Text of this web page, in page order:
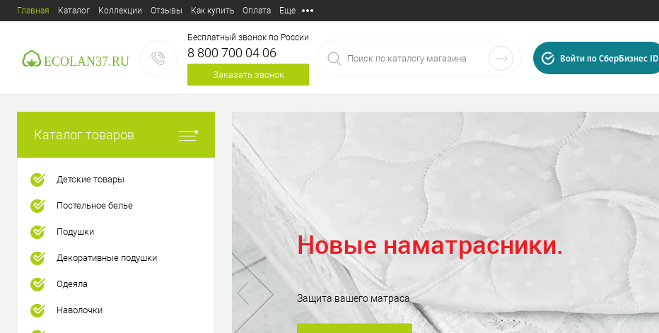
Главная Каталог Коллекции Отзывы Как купить Оплата Еще
Бесплатный звонок по России
8 800 700 04 06
Заказать звонок
ecolan37@mail.ru
Пункт выдачи: Россия, 153025 , г.Иваново
Дзержинского, д.39
Пн-Пт : с 08:00 до 17:00
Войти по СберБизнес ID
Каталог товаров
Детские товары
Постельное белье
Подушки
Декоративные подушки
Одеяла
Наволочки
Новые наматрасники.
Защита вашего матраса